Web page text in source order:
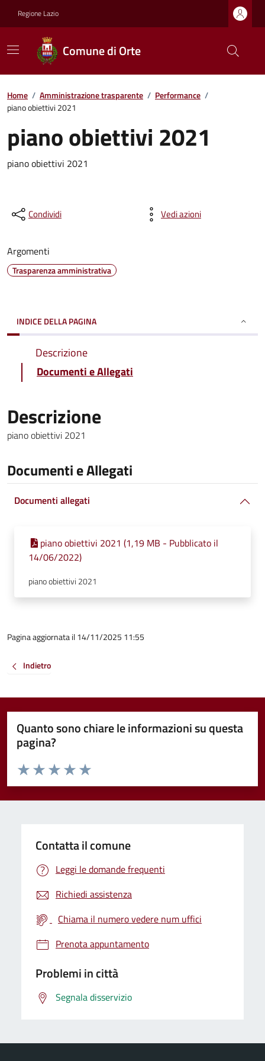
Regione Lazio
Comune di Orte
Home / Amministrazione trasparente / Performance /
piano obiettivi 2021
piano obiettivi 2021
piano obiettivi 2021
Condividi Vedi azioni
Argomenti
Trasparenza amministrativa
INDICE DELLA PAGINA
Descrizione
Documenti e Allegati
Descrizione
piano obiettivi 2021
Documenti e Allegati
Documenti allegati
piano obiettivi 2021 (1,19 MB - Pubblicato il
14/06/2022)
piano obiettivi 2021
Pagina aggiornata il 14/11/2025 11:55
Indietro
Quanto sono chiare le informazioni su questa
pagina?
Valuta da 1 a 5 stelle la pagina
Valuta 5 stelle su 5
Valuta 4 stelle su 5
Valuta 3 stelle su 5
Valuta 2 stelle su 5
Valuta 1 stelle su 5
Contatta il comune
Leggi le domande frequenti
Richiedi assistenza
Chiama il numero vedere num uffici
Prenota appuntamento
Problemi in città
Segnala disservizio